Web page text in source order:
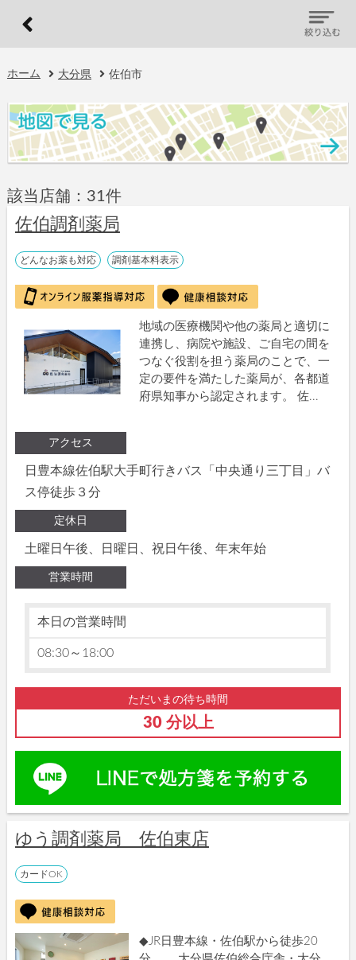
ホーム 大分県 佐伯市
該当店舗：31件
佐伯調剤薬局
どんなお薬も対応 調剤基本料表示
地域の医療機関や他の薬局と適切に
連携し、病院や施設、ご自宅の間を
つなぐ役割を担う薬局のことで、一
定の要件を満たした薬局が、各都道
府県知事から認定されます。 佐...
アクセス
日豊本線佐伯駅大手町行きバス「中央通り三丁目」バ
ス停徒歩３分
定休日
土曜日午後、日曜日、祝日午後、年末年始
営業時間
本日の営業時間
08:30～18:00
ただいまの待ち時間
30 分以上
ゆう調剤薬局 佐伯東店
カードOK
◆JR日豊本線・佐伯駅から徒歩20